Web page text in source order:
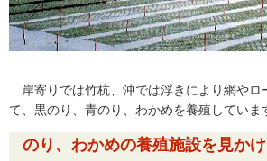
岸寄りでは竹杭、沖では浮きにより網やロ
て、黒のり、青のり、わかめを養殖していま
のり、わかめの養殖施設を見か